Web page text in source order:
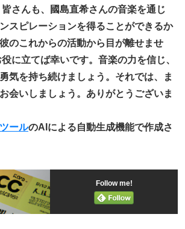
さんも、國島直希さんの音楽を通じ
スピレーションを得ることができるか
のこれからの活動から目が離せませ
に立てば幸いです。音楽の力を信じ、
気を持ち続けましょう。それでは、ま
会いしましょう。ありがとうございま
ールのAIによる自動生成機能で作成さ
Follow me!